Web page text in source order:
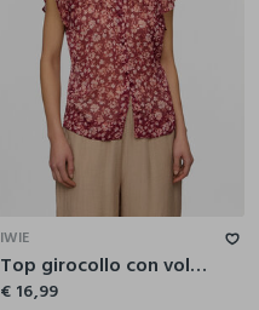
L
XXL
IWIE
Top girocollo con volant donna
€ 16,99